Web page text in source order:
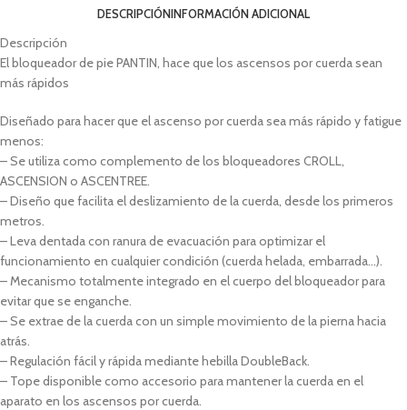
DESCRIPCIÓNINFORMACIÓN ADICIONAL
Descripción
El bloqueador de pie PANTIN, hace que los ascensos por cuerda sean
más rápidos
Diseñado para hacer que el ascenso por cuerda sea más rápido y fatigue
menos:
– Se utiliza como complemento de los bloqueadores CROLL,
ASCENSION o ASCENTREE.
– Diseño que facilita el deslizamiento de la cuerda, desde los primeros
metros.
– Leva dentada con ranura de evacuación para optimizar el
funcionamiento en cualquier condición (cuerda helada, embarrada…).
– Mecanismo totalmente integrado en el cuerpo del bloqueador para
evitar que se enganche.
– Se extrae de la cuerda con un simple movimiento de la pierna hacia
atrás.
– Regulación fácil y rápida mediante hebilla DoubleBack.
– Tope disponible como accesorio para mantener la cuerda en el
aparato en los ascensos por cuerda.